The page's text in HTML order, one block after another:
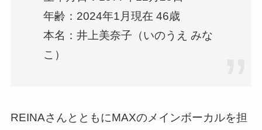
年齢：2024年1月現在 46歳
本名：井上美奈子（いのうえ みな
こ）
REINAさんとともにMAXのメインボーカルを担